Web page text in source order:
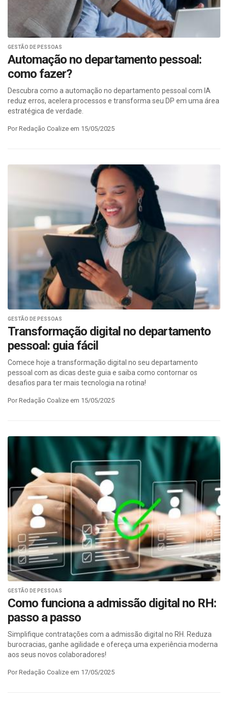
GESTÃO DE PESSOAS
Automação no departamento pessoal:
como fazer?
Descubra como a automação no departamento pessoal com IA
reduz erros, acelera processos e transforma seu DP em uma área
estratégica de verdade.
Por Redação Coalize em 15/05/2025
GESTÃO DE PESSOAS
Transformação digital no departamento
pessoal: guia fácil
Comece hoje a transformação digital no seu departamento
pessoal com as dicas deste guia e saiba como contornar os
desafios para ter mais tecnologia na rotina!
Por Redação Coalize em 15/05/2025
GESTÃO DE PESSOAS
Como funciona a admissão digital no RH:
passo a passo
Simplifique contratações com a admissão digital no RH. Reduza
burocracias, ganhe agilidade e ofereça uma experiência moderna
aos seus novos colaboradores!
Por Redação Coalize em 17/05/2025